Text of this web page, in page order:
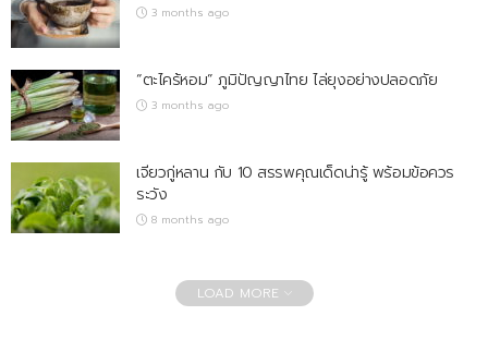
3 months ago
“ตะไคร้หอม” ภูมิปัญญาไทย ไล่ยุงอย่างปลอดภัย
3 months ago
เจียวกู่หลาน กับ 10 สรรพคุณเด็ดน่ารู้ พร้อมข้อควร
ระวัง
8 months ago
LOAD MORE